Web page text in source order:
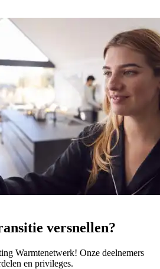
versnellen?
Warmtenetwerk! Onze deelnemers
en privileges.